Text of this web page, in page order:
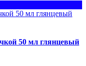
50 мл глянцевый